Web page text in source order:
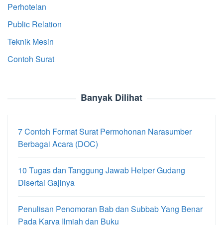
Perhotelan
Public Relation
Teknik Mesin
Contoh Surat
Banyak Dilihat
7 Contoh Format Surat Permohonan Narasumber
Berbagai Acara (DOC)
10 Tugas dan Tanggung Jawab Helper Gudang
Disertai Gajinya
Penulisan Penomoran Bab dan Subbab Yang Benar
Pada Karya Ilmiah dan Buku